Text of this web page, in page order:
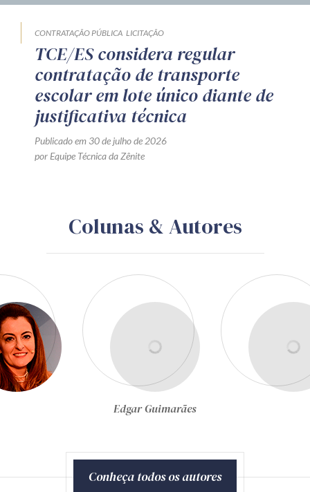
CONTRATAÇÃO PÚBLICA LICITAÇÃO
TCE/ES considera regular
contratação de transporte
escolar em lote único diante de
justificativa técnica
Publicado em 30 de julho de 2026
por Equipe Técnica da Zênite
Colunas & Autores
Edgar Guimarães
Conheça todos os autores